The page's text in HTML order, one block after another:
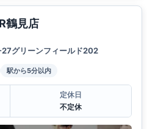
鶴見店
グリーンフィールド202
駅から5分以内
定休日
不定休